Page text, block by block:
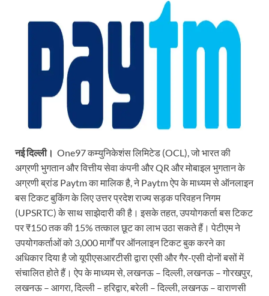
नई दिल्ली। One97 कम्युनिकेशंस लिमिटेड (OCL), जो भारत की
अग्रणी भुगतान और वित्तीय सेवा कंपनी और QR और मोबाइल भुगतान के
अग्रणी ब्रांड Paytm का मालिक है, ने Paytm ऐप के माध्यम से ऑनलाइन
बस टिकट बुकिंग के लिए उत्तर प्रदेश राज्य सड़क परिवहन निगम
(UPSRTC) के साथ साझेदारी की है। इसके तहत, उपयोगकर्ता बस टिकट
पर ₹150 तक की 15% तत्काल छूट का लाभ उठा सकते हैं। पेटीएम ने
उपयोगकर्ताओं को 3,000 मार्गों पर ऑनलाइन टिकट बुक करने का
अधिकार दिया है जो यूपीएसआरटीसी द्वारा एसी और गैर-एसी दोनों बसों में
संचालित होते हैं। ऐप के माध्यम से, लखनऊ – दिल्ली, लखनऊ – गोरखपुर,
लखनऊ – आगरा, दिल्ली – हरिद्वार, बरेली – दिल्ली, लखनऊ – वाराणसी